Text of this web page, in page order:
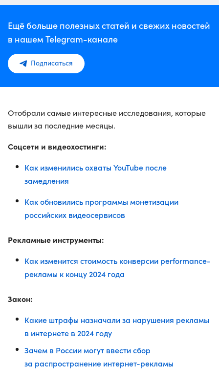
Ещё больше полезных статей и свежих новостей
в нашем Telegram-канале
Подписаться
Отобрали самые интересные исследования, которые
вышли за последние месяцы.
Соцсети и видеохостинги:
Как изменились охваты YouTube после
замедления
Как обновились программы монетизации
российских видеосервисов
Рекламные инструменты:
Как изменится стоимость конверсии performance-
рекламы к концу 2024 года
Закон:
Какие штрафы назначали за нарушения рекламы
в интернете в 2024 году
Зачем в России могут ввести сбор
за распространение интернет-рекламы